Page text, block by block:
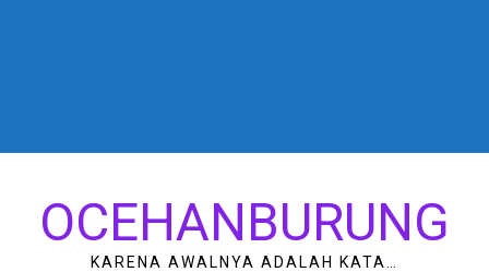
OCEHANBURUNG
KARENA AWALNYA ADALAH KATA…